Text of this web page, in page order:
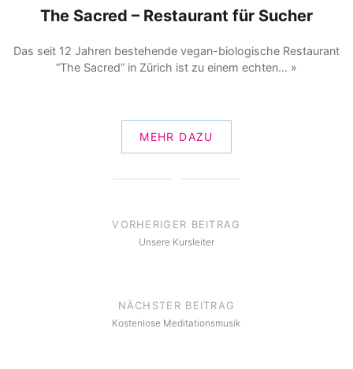
The Sacred – Restaurant für Sucher
Das seit 12 Jahren bestehende vegan-biologische Restaurant
“The Sacred” in Zürich ist zu einem echten… »
MEHR DAZU
VORHERIGER BEITRAG
Unsere Kursleiter
NÄCHSTER BEITRAG
Kostenlose Meditationsmusik